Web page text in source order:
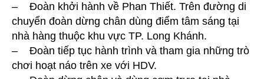
– Đoàn khởi hành về Phan Thiết. Trên đường di
chuyển đoàn dừng chân dùng điểm tâm sáng tại
nhà hàng thuộc khu vực TP. Long Khánh.
– Đoàn tiếp tục hành trình và tham gia những trò
chơi hoạt náo trên xe với HDV.